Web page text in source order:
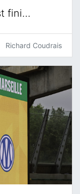
fini…
Richard Coudrais